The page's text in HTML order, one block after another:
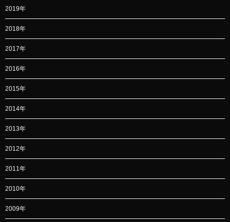
2019年
2018年
2017年
2016年
2015年
2014年
2013年
2012年
2011年
2010年
2009年